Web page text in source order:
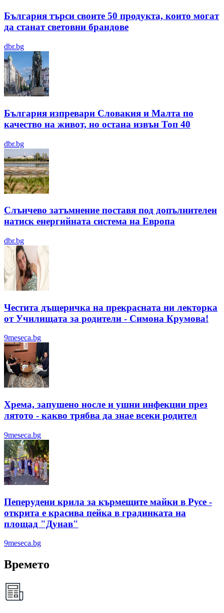
България търси своите 50 продукта, които могат
да станат световни брандове
dbr.bg
България изпревари Словакия и Малта по
качество на живот, но остана извън Топ 40
dbr.bg
Слънчево затъмнение поставя под допълнителен
натиск енергийната система на Европа
dbr.bg
Честита дъщеричка на прекрасната ни лекторка
от Училищата за родители - Симона Крумова!
9meseca.bg
Хрема, запушено носле и ушни инфекции през
лятотo - какво трябва да знае всеки родител
9meseca.bg
Пеперудени крила за кърмещите майки в Русе -
открита е красива пейка в градинката на
площад "Дунав"
9meseca.bg
Времето